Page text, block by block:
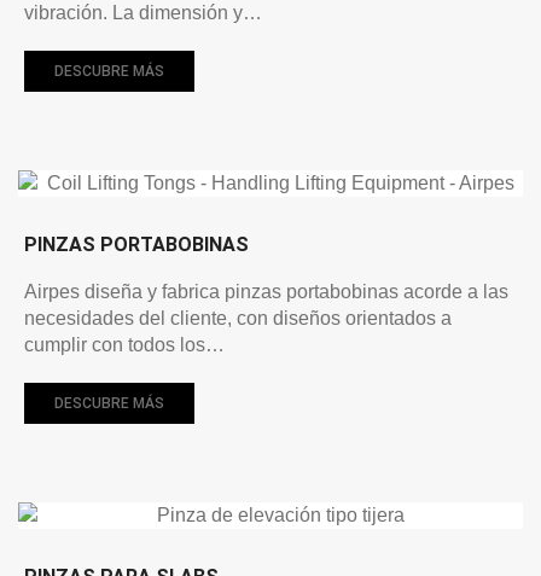
vibración. La dimensión y…
DESCUBRE MÁS
PINZAS PORTABOBINAS
Airpes diseña y fabrica pinzas portabobinas acorde a las
necesidades del cliente, con diseños orientados a
cumplir con todos los…
DESCUBRE MÁS